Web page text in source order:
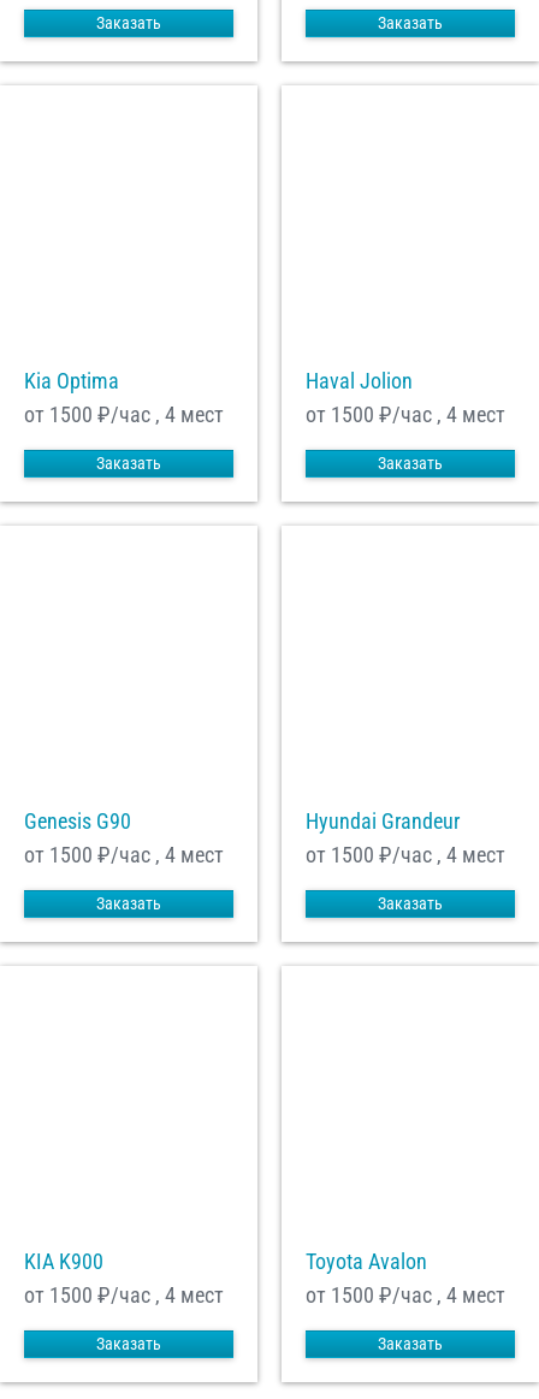
Заказать Заказать
Kia Optima
от 1500 ₽/час , 4 мест
Заказать
Haval Jolion
от 1500 ₽/час , 4 мест
Заказать
Genesis G90
от 1500 ₽/час , 4 мест
Заказать
Hyundai Grandeur
от 1500 ₽/час , 4 мест
Заказать
KIA K900
от 1500 ₽/час , 4 мест
Заказать
Toyota Avalon
от 1500 ₽/час , 4 мест
Заказать